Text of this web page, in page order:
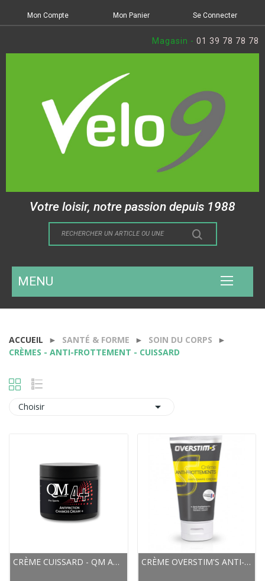
Mon Compte Mon Panier Se Connecter
Magasin - 01 39 78 78 78
Votre loisir, notre passion depuis 1988
MENU
ACCUEIL SANTÉ & FORME
SOIN DU CORPS
CRÈMES - ANTI-FROTTEMENT - CUISSARD
Choisir 
CRÈME CUISSARD - QM ANTIFRICTION QM 4+ CRÈME OVERSTIM'S ANTI-FROTTEMENTS